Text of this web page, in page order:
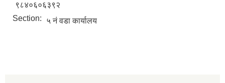
९८४०६०६३९२
Section:
५ नं वडा कार्यालय